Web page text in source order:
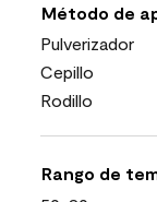
Método de
Pulverizador
Cepillo
Rodillo
Rango de